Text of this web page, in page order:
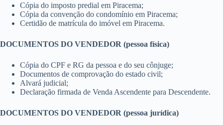
Cópia do imposto predial em Piracema;
Cópia da convenção do condomínio em Piracema;
Certidão de matrícula do imóvel em Piracema.
DOCUMENTOS DO VENDEDOR (pessoa física)
Cópia do CPF e RG da pessoa e do seu cônjuge;
Documentos de comprovação do estado civil;
Alvará judicial;
Declaração firmada de Venda Ascendente para Descendente.
DOCUMENTOS DO VENDEDOR (pessoa jurídica)